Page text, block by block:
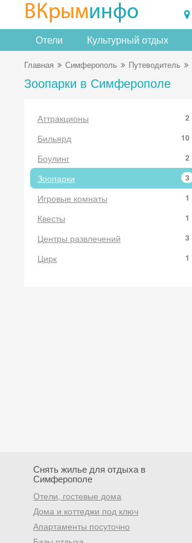
ВКрыминфо
Отели Культурный отдых
Главная Симферополь Путеводитель
Зоопарки в Симферополе
Аттракционы 2
Бильярд 10
Боулинг 2
Зоопарки 3
Игровые комнаты 1
Квесты 1
Центры развлечений 3
Цирк 1
Снять жилье для отдыха в
Симферополе
Отели, гостевые дома
Дома и коттеджи под ключ
Апартаменты посуточно